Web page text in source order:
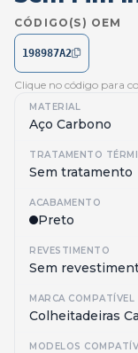
CÓDIGO(S) OEM
198987A2
Clique no código para
MATERIAL
Aço Carbono
TRATAMENTO
Sem tratamento
ACABAMENTO
Preto
REVESTIMENTO
Sem
MARCA COMPATÍVEL
Colheitadeiras
MODELOS